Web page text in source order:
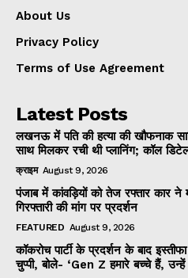
About Us
Privacy Policy
Terms of Use Agreement
Latest Posts
लखनऊ में पति की हत्या की खौफनाक
साथ मिलकर रची थी प्लानिंग; कॉल
क्राइम August 9, 2026
पंजाब में कांवड़ियों को तेज रफ्तार कार
गिरफ्तारी की मांग पर प्रदर्शन
FEATURED August 9, 2026
कॉकरोच पार्टी के प्रदर्शन के बाद
चुप्पी, बोले- ‘Gen Z हमारे बच्चे हैं, उन्हें